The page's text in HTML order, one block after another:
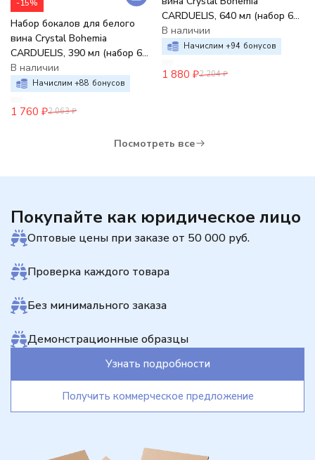
-15%
Набор бокалов для белого
вина Crystal Bohemia
CARDUELIS, 390 мл (набор 6
шт.)
В наличии
Начислим +88 бонусов
1 760 ₽2 063 ₽
CARDUELIS, 640 мл (набор 6
шт.)
В наличии
Начислим +94 бонусов
1 880 ₽2 204 ₽
Посмотреть все
Покупайте как юридическое лицо
Оптовые цены при заказе от 50 000 руб.
Проверка каждого товара
Без минимального заказа
Демонстрационные образцы
Узнать подробности
Получить коммерческое предложение